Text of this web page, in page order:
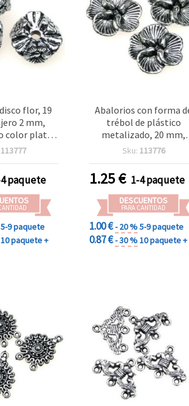
flor, 19
2 mm,
color plata,
g
113777
paquete
5-9 paquete
10 paquete +
Abalorios con forma
trébol de plástico
metalizado, 20 mm,
agujero: 1 mm, color
Sku: 113776
1.25€ 1-4 paquete
DESCUENTOS
PARA CANTIDAD
1.00 €- 20 %5-9 paquete
0.87 €- 30 %10 paquete +